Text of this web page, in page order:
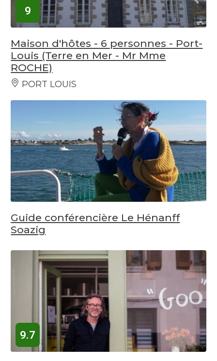
9
Maison d'hôtes - 6 personnes - Port-
Louis (Terre en Mer - Mr Mme
ROCHE)
PORT LOUIS
Guide conférencière Le Hénanff
Soazig
9.7